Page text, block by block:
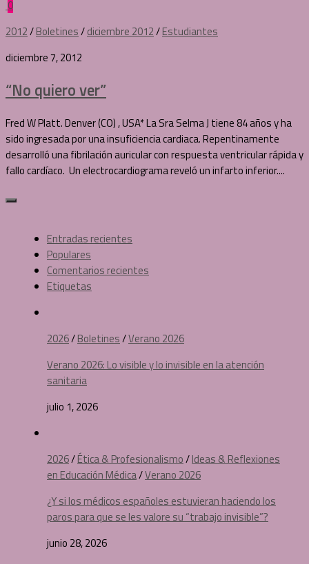
0
2012/Boletines/diciembre 2012/Estudiantes
diciembre 7, 2012
“No quiero ver”
Fred W Platt. Denver (CO) , USA* La Sra Selma J tiene 84 años y ha
sido ingresada por una insuficiencia cardiaca. Repentinamente
desarrolló una fibrilación auricular con respuesta ventricular rápida y
fallo cardíaco. Un electrocardiograma reveló un infarto inferior....
Entradas recientes
Populares
Comentarios recientes
Etiquetas
2026/Boletines/Verano 2026
Verano 2026: Lo visible y lo invisible en la atención
sanitaria
julio 1, 2026
2026/Ética & Profesionalismo/Ideas & Reflexiones
en Educación Médica/Verano 2026
¿Y si los médicos españoles estuvieran haciendo los
paros para que se les valore su “trabajo invisible”?
junio 28, 2026